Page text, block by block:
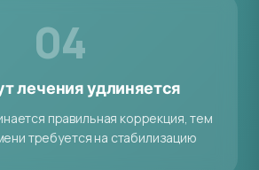
04
лечения удлиняется
правильная коррекция, тем
требуется на стабилизацию